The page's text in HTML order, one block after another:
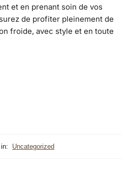
et en prenant soin de vos
de profiter pleinement de
froide, avec style et en toute
Uncategorized